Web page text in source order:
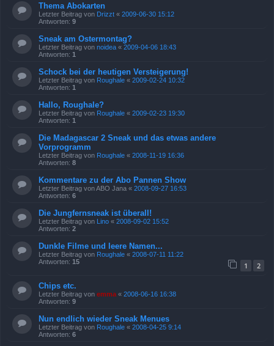
Thema Abokarten
Letzter Beitrag von Drizzt « 2009-06-30 15:12
Antworten: 9
Sneak am Ostermontag?
Letzter Beitrag von noidea « 2009-04-06 18:43
Antworten: 1
Schock bei der heutigen Versteigerung!
Letzter Beitrag von Roughale « 2009-02-24 10:32
Antworten: 1
Hallo, Roughale?
Letzter Beitrag von Roughale « 2009-02-23 19:30
Antworten: 1
Die Madagascar 2 Sneak und das etwas andere
Vorprogramm
Letzter Beitrag von Roughale « 2008-11-19 16:36
Antworten: 8
Kommentare zu der Abo Pannen Show
Letzter Beitrag vonABO Jana « 2008-09-27 16:53
Antworten: 6
Die Jungfernsneak ist überall!
Letzter Beitrag von Lino « 2008-09-02 15:52
Antworten: 2
Dunkle Filme und leere Namen...
Letzter Beitrag von Roughale « 2008-07-11 11:22
Antworten: 15 1 2
Chips etc.
Letzter Beitrag von emma « 2008-06-16 16:38
Antworten: 9
Nun endlich wieder Sneak Menues
Letzter Beitrag von Roughale « 2008-04-25 9:14
Antworten: 6